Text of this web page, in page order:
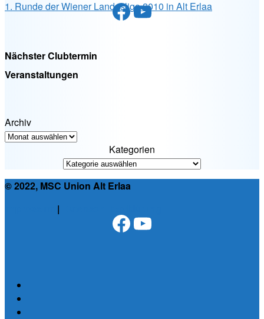
1. Runde der Wiener Landesliga 2010 in Alt Erlaa
Facebook
YouTube
Nächster Clubtermin
Veranstaltungen
Archiv
Kategorien
© 2022, MSC Union Alt Erlaa
| Facebook
YouTube